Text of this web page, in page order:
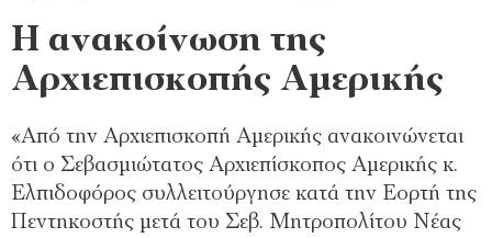
Η ανακοίνωση της
Αρχιεπισκοπής Αμερικής
«Από την Αρχιεπισκοπή Αμερικής ανακοινώνεται
ότι ο Σεβασμιώτατος Αρχιεπίσκοπος Αμερικής κ.
Ελπιδοφόρος συλλειτούργησε κατά την Εορτή της
Πεντηκοστής μετά του Σεβ. Μητροπολίτου Νέας